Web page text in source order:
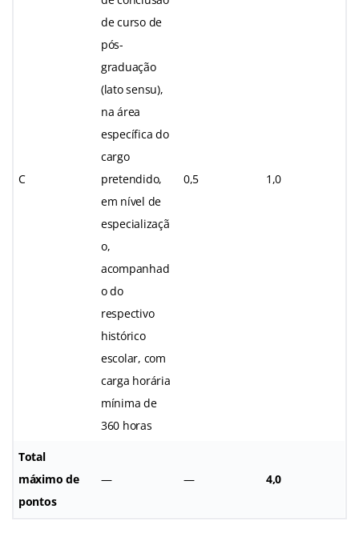
C
de curso de
pós-
graduação
(lato sensu),
na área
específica do
cargo
pretendido,
em nível de
especializaçã
o,
acompanhad
o do
respectivo
histórico
escolar, com
carga horária
mínima de
360 horas
0,5 1,0
Total
máximo de
pontos
— — 4,0